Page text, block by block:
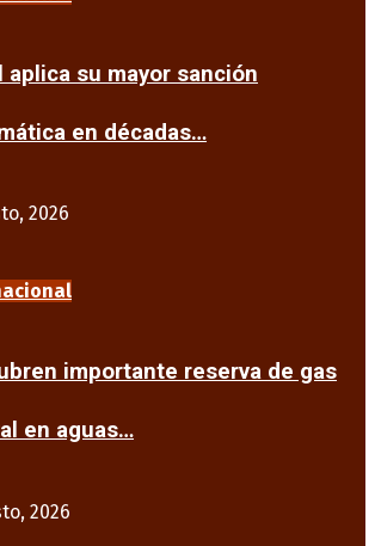
aplica su mayor sanción
en décadas…
2026
importante reserva de gas
en aguas…
2026